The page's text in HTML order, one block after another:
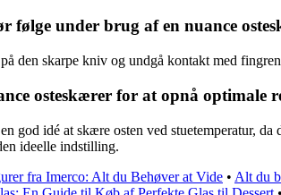
følge under brug af en nuance
den skarpe kniv og undgå kontakt med
osteskærer for at opnå optimale
god idé at skære osten ved stuetemperatur,
ideelle indstilling.
fra Imerco: Alt du Behøver at Vide • Alt du